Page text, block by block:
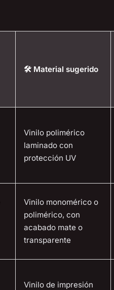
🛠️ Material sugerido
Vinilo polimérico
laminado con
protección UV
Vinilo monomérico o
polimérico, con
acabado mate o
transparente
Vinilo de impresión